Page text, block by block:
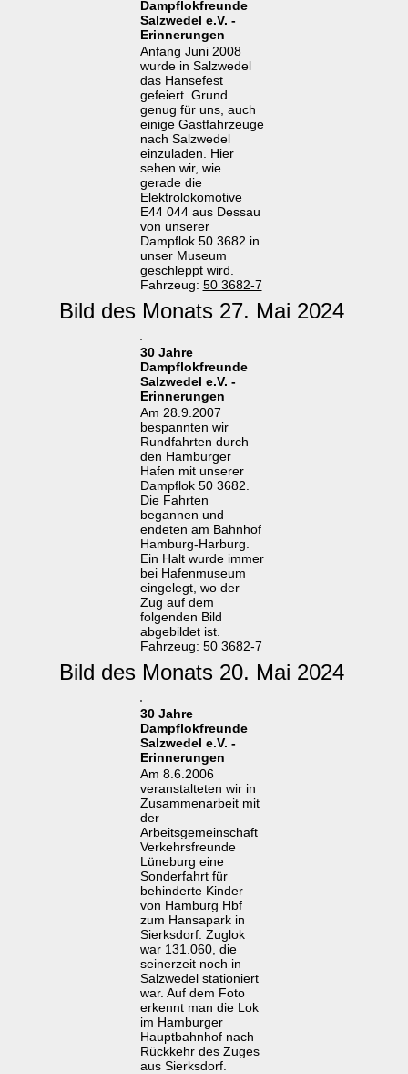
Dampflokfreunde
Salzwedel e.V. -
Erinnerungen
Anfang Juni 2008
wurde in Salzwedel
das Hansefest
gefeiert. Grund
genug für uns, auch
einige Gastfahrzeuge
nach Salzwedel
einzuladen. Hier
sehen wir, wie
gerade die
Elektrolokomotive
E44 044 aus Dessau
von unserer
Dampflok 50 3682 in
unser Museum
geschleppt wird.
Fahrzeug: 50 3682-7
Bild des Monats 27. Mai 2024
30 Jahre
Dampflokfreunde
Salzwedel e.V. -
Erinnerungen
Am 28.9.2007
bespannten wir
Rundfahrten durch
den Hamburger
Hafen mit unserer
Dampflok 50 3682.
Die Fahrten
begannen und
endeten am Bahnhof
Hamburg-Harburg.
Ein Halt wurde immer
bei Hafenmuseum
eingelegt, wo der
Zug auf dem
folgenden Bild
abgebildet ist.
Fahrzeug: 50 3682-7
Bild des Monats 20. Mai 2024
30 Jahre
Dampflokfreunde
Salzwedel e.V. -
Erinnerungen
Am 8.6.2006
veranstalteten wir in
Zusammenarbeit mit
der
Arbeitsgemeinschaft
Verkehrsfreunde
Lüneburg eine
Sonderfahrt für
behinderte Kinder
von Hamburg Hbf
zum Hansapark in
Sierksdorf. Zuglok
war 131.060, die
seinerzeit noch in
Salzwedel stationiert
war. Auf dem Foto
erkennt man die Lok
im Hamburger
Hauptbahnhof nach
Rückkehr des Zuges
aus Sierksdorf.